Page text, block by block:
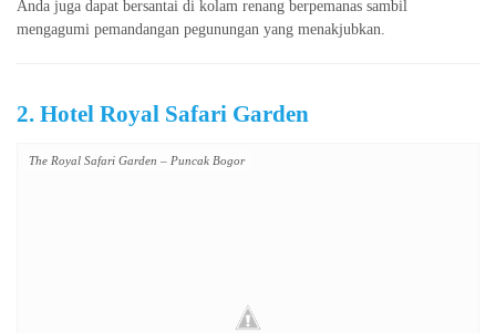
Anda juga dapat bersantai di kolam renang berpemanas sambil
mengagumi pemandangan pegunungan yang menakjubkan.
2. Hotel Royal Safari Garden
The Royal Safari Garden – Puncak Bogor